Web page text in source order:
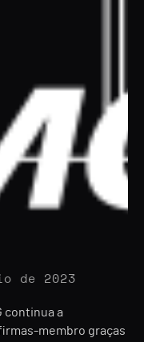
de 2023
continua a
membro graças